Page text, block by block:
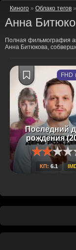
Киного » Облако тегов
Анна
Полная фильмография
Анна Битюкова,
Последний
рождения
КП: 6.1
FHD